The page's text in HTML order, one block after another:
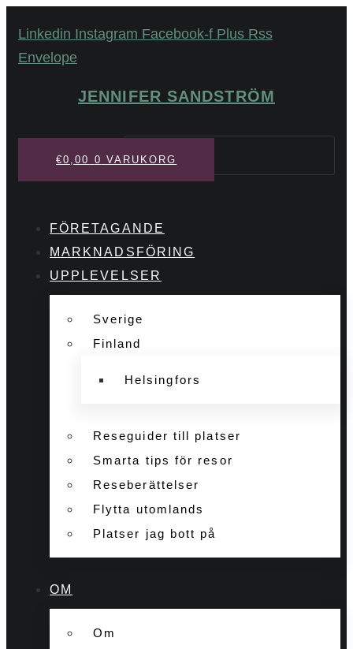
till
innehåll
Linkedin Instagram Facebook-f Plus Rss
Envelope
JENNIFER SANDSTRÖM
Sök
€0,00 0 VARUKORG
FÖRETAGANDE
MARKNADSFÖRING
UPPLEVELSER
Sverige
Finland
Helsingfors
Reseguider till platser
Smarta tips för resor
Reseberättelser
Flytta utomlands
Platser jag bott på
OM
Om